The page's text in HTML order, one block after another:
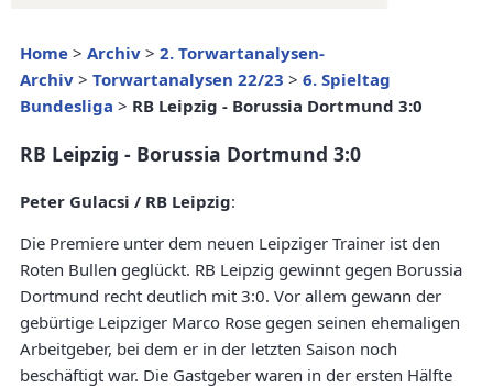
Home > Archiv > 2. Torwartanalysen-
Archiv > Torwartanalysen 22/23 > 6. Spieltag
Bundesliga > RB Leipzig - Borussia Dortmund 3:0
RB Leipzig - Borussia Dortmund 3:0
Peter Gulacsi / RB Leipzig:
Die Premiere unter dem neuen Leipziger Trainer ist den
Roten Bullen geglückt. RB Leipzig gewinnt gegen Borussia
Dortmund recht deutlich mit 3:0. Vor allem gewann der
gebürtige Leipziger Marco Rose gegen seinen ehemaligen
Arbeitgeber, bei dem er in der letzten Saison noch
beschäftigt war. Die Gastgeber waren in der ersten Hälfte